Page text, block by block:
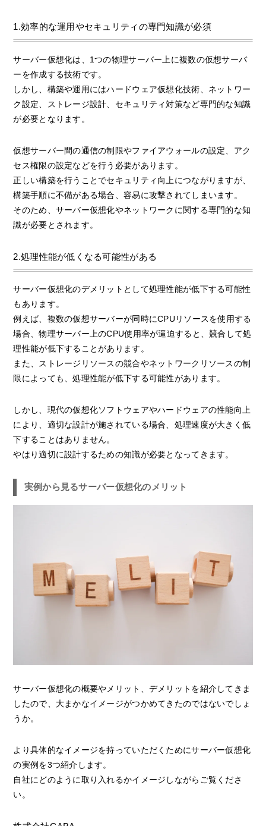
1.効率的な運用やセキュリティの専門知識が必須
サーバー仮想化は、1つの物理サーバー上に複数の仮想サーバ
ーを作成する技術です。
しかし、構築や運用にはハードウェア仮想化技術、ネットワー
ク設定、ストレージ設計、セキュリティ対策など専門的な知識
が必要となります。
仮想サーバー間の通信の制限やファイアウォールの設定、アク
セス権限の設定などを行う必要があります。
正しい構築を行うことでセキュリティ向上につながりますが、
構築手順に不備がある場合、容易に攻撃されてしまいます。
そのため、サーバー仮想化やネットワークに関する専門的な知
識が必要とされます。
2.処理性能が低くなる可能性がある
サーバー仮想化のデメリットとして処理性能が低下する可能性
もあります。
例えば、複数の仮想サーバーが同時にCPUリソースを使用する
場合、物理サーバー上のCPU使用率が逼迫すると、競合して処
理性能が低下することがあります。
また、ストレージリソースの競合やネットワークリソースの制
限によっても、処理性能が低下する可能性があります。
しかし、現代の仮想化ソフトウェアやハードウェアの性能向上
により、適切な設計が施されている場合、処理速度が大きく低
下することはありません。
やはり適切に設計するための知識が必要となってきます。
実例から見るサーバー仮想化のメリット
サーバー仮想化の概要やメリット、デメリットを紹介してきま
したので、大まかなイメージがつかめてきたのではないでしょ
うか。
より具体的なイメージを持っていただくためにサーバー仮想化
の実例を3つ紹介します。
自社にどのように取り入れるかイメージしながらご覧くださ
い。